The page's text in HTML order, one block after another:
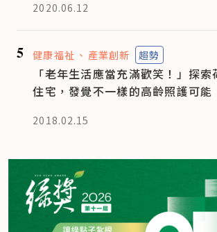
2020.06.12
5 健康福祉 產業創新 趨勢
「老年生活應當充滿歡笑！」探
住宅，發覺不一樣的高齡照護可能
2018.02.15